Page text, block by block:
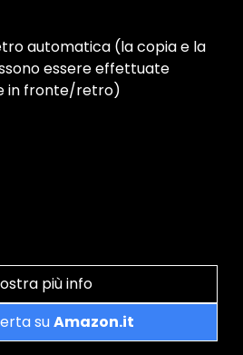
automatica (la copia e la
essere effettuate
in fronte/retro)
più info
suAmazon.it